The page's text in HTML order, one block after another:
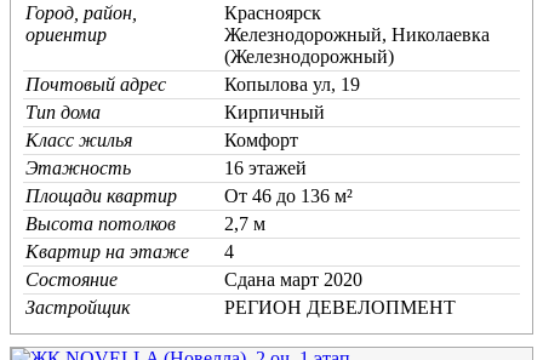
Город, район,
ориентир
Красноярск
Железнодорожный, Николаевка
(Железнодорожный)
Почтовый адрес
Копылова ул, 19
Тип дома
Кирпичный
Класс жилья
Комфорт
Этажность
16 этажей
Площади квартир
От 46 до 136 м²
Высота потолков
2,7 м
Квартир на этаже
4
Состояние
Cдана март 2020
Застройщик
РЕГИОН ДЕВЕЛОПМЕНТ